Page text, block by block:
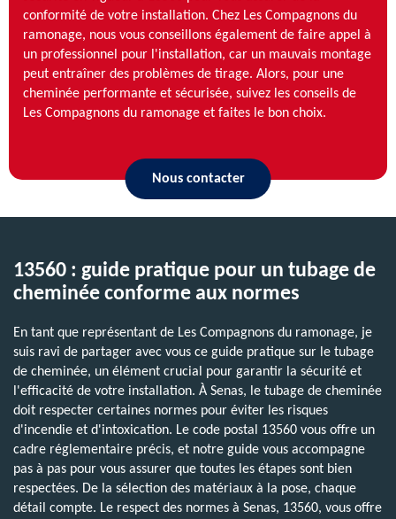
conformité de votre installation. Chez Les Compagnons du
ramonage, nous vous conseillons également de faire appel à
un professionnel pour l'installation, car un mauvais montage
peut entraîner des problèmes de tirage. Alors, pour une
cheminée performante et sécurisée, suivez les conseils de
Les Compagnons du ramonage et faites le bon choix.
Nous contacter
13560 : guide pratique pour un tubage de
cheminée conforme aux normes
En tant que représentant de Les Compagnons du ramonage, je
suis ravi de partager avec vous ce guide pratique sur le tubage
de cheminée, un élément crucial pour garantir la sécurité et
l'efficacité de votre installation. À Senas, le tubage de cheminée
doit respecter certaines normes pour éviter les risques
d'incendie et d'intoxication. Le code postal 13560 vous offre un
cadre réglementaire précis, et notre guide vous accompagne
pas à pas pour vous assurer que toutes les étapes sont bien
respectées. De la sélection des matériaux à la pose, chaque
détail compte. Le respect des normes à Senas, 13560, vous offre